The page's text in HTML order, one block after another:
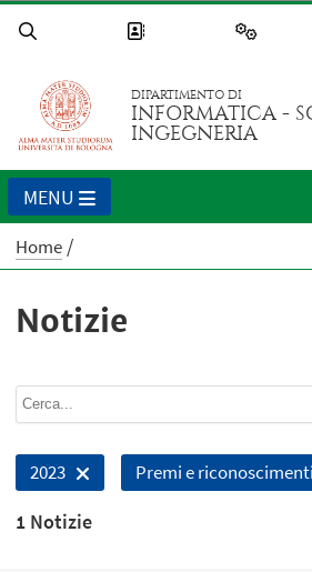
DIPARTIMENTO DI
INFORMATICA -
INGEGNERIA
MENU
Home
Notizie
2023 Premi e riconoscimenti
1 Notizie